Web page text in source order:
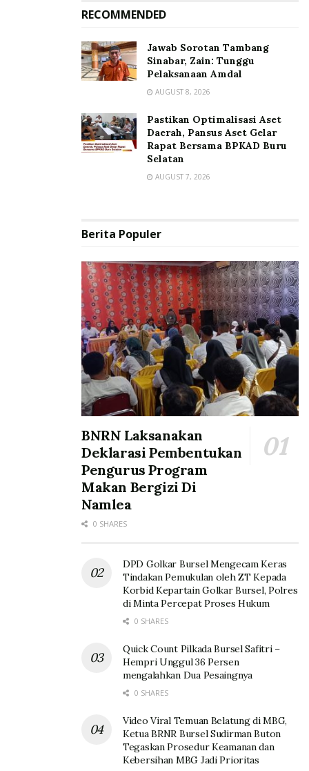
RECOMMENDED
Jawab Sorotan Tambang
Sinabar, Zain: Tunggu
Pelaksanaan Amdal
AUGUST 8, 2026
Pastikan Optimalisasi Aset
Daerah, Pansus Aset Gelar
Rapat Bersama BPKAD Buru
Selatan
AUGUST 7, 2026
Berita Populer
BNRN Laksanakan
Deklarasi Pembentukan
Pengurus Program
Makan Bergizi Di
Namlea
0 SHARES
DPD Golkar Bursel Mengecam Keras
Tindakan Pemukulan oleh ZT Kepada
Korbid Kepartain Golkar Bursel, Polres
di Minta Percepat Proses Hukum
0 SHARES
Quick Count Pilkada Bursel Safitri –
Hempri Unggul 36 Persen
mengalahkan Dua Pesaingnya
0 SHARES
Video Viral Temuan Belatung di MBG,
Ketua BRNR Bursel Sudirman Buton
Tegaskan Prosedur Keamanan dan
Kebersihan MBG Jadi Prioritas